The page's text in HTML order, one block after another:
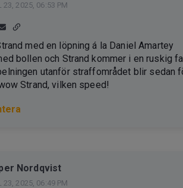
23, 2025, 06:53 PM
med en löpning á la Daniel Amartey
bollen och Strand kommer i en ruskig
utanför straffområdet blir sedan
Strand, vilken speed!
Nordqvist
23, 2025, 06:49 PM